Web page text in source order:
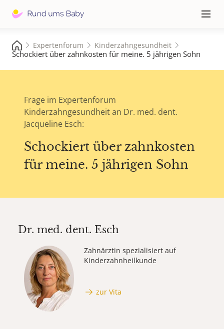
≡
Expertenforum Kinderzahngesundheit
Schockiert über zahnkosten für meine. 5 jährigen Sohn
Frage im Expertenforum
Kinderzahngesundheit an Dr. med. dent.
Jacqueline Esch:
Schockiert über zahnkosten
für meine. 5 jährigen Sohn
Dr. med. dent. Esch
Zahnärztin spezialisiert auf
Kinderzahnheilkunde
zur Vita